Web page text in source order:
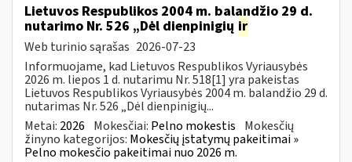
Lietuvos Respublikos 2004 m. balandžio 29 d.
nutarimo Nr. 526 „Dėl dienpinigių ir
Web turinio sąrašas 2026-07-23
Informuojame, kad Lietuvos Respublikos Vyriausybės
2026 m. liepos 1 d. nutarimu Nr. 518[1] yra pakeistas
Lietuvos Respublikos Vyriausybės 2004 m. balandžio 29 d.
nutarimas Nr. 526 „Dėl dienpinigių...
Metai: 2026 Mokesčiai: Pelno mokestis Mokesčių
žinyno kategorijos: Mokesčių įstatymų pakeitimai »
Pelno mokesčio pakeitimai nuo 2026 m.